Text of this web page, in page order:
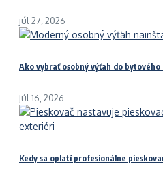
júl 27, 2026
Ako vybrať osobný výťah do bytového
júl 16, 2026
Kedy sa oplatí profesionálne